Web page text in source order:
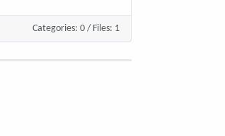
Categories: 0 / Files: 1